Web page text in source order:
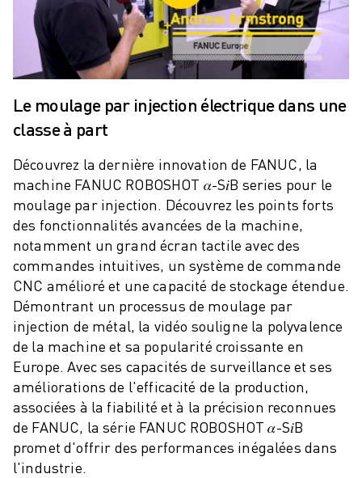
COÛT TOTAL D'UNE ROBOSHOT
MACHINES D'ÉLECTROÉROSION PAR FIL
ROBOCUT MACHINES D'ÉLECTROÉROSION À FIL
ROBOCUT MATÉRIEL
LOGICIEL ROBOCUT
ROBOCUT MAINTENANCE PRÉVENTIVE
SOLUTIONS IIOT
SOLUTIONS POUR L'USINE INTELLIGENTE
DES SOLUTIONS D'USINE INTELLIGENTE POUR AMÉLIORER
ENREGISTREMENT DU PRODUIT "
TÉMOIGNAGES
SOLUTIONS
INDUSTRIES
TOUTES LES INDUSTRIES
AÉROSPATIALE
VÉHICULES ÉLECTRIQUES
ÉLECTRONIQUE
ALIMENTATION ET BOISSONS
PLASTIQUES
Le moulage par injection électrique dans une
classe à part
Découvrez la dernière innovation de FANUC, la
machine FANUC ROBOSHOT 𝛼-S𝑖B series pour le
moulage par injection. Découvrez les points forts
des fonctionnalités avancées de la machine,
notamment un grand écran tactile avec des
commandes intuitives, un système de commande
CNC amélioré et une capacité de stockage étendue.
Démontrant un processus de moulage par
injection de métal, la vidéo souligne la polyvalence
de la machine et sa popularité croissante en
Europe. Avec ses capacités de surveillance et ses
améliorations de l'efficacité de la production,
associées à la fiabilité et à la précision reconnues
de FANUC, la série FANUC ROBOSHOT 𝛼-S𝑖B
promet d'offrir des performances inégalées dans
l'industrie.